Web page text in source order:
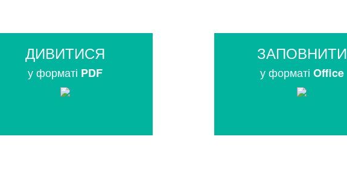
ДИВИТИСЯ
у форматі PDF
ЗАПОВНИТИ
у форматі Office